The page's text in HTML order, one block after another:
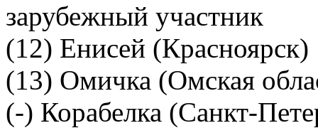
зарубежный участник
(12) Енисей (Красноярск)
(13) Омичка (Омская
(-) Корабелка (Санкт-